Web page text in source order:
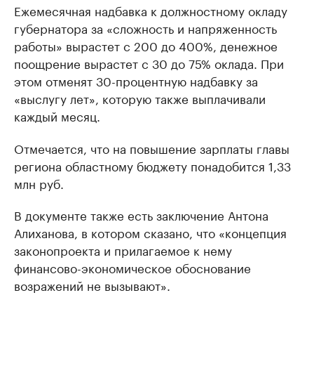
Ежемесячная надбавка к должностному окладу
губернатора за «сложность и напряженность
работы» вырастет с 200 до 400%, денежное
поощрение вырастет с 30 до 75% оклада. При
этом отменят 30-процентную надбавку за
«выслугу лет», которую также выплачивали
каждый месяц.
Отмечается, что на повышение зарплаты главы
региона областному бюджету понадобится 1,33
млн руб.
В документе также есть заключение Антона
Алиханова, в котором сказано, что «концепция
законопроекта и прилагаемое к нему
финансово-экономическое обоснование
возражений не вызывают».